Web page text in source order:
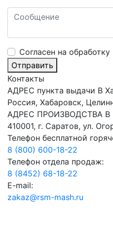
Cогласен на обработку
Отправить
Контакты
АДРЕС пункта выдачи В
Россия, Хабаровск,
АДРЕС ПРОИЗВОДСТВА В
410001, г. Саратов, ул.
Телефон бесплатной
8 (800) 600-18-22
Телефон отдела продаж:
8 (8452) 68-18-22
E-mail:
zakaz@rsm-mash.ru